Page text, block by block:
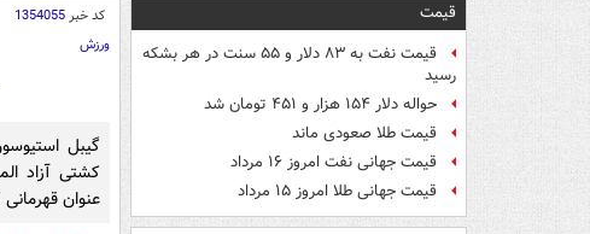
قیمت
قیمت نفت به ۸۳ دلار و ۵۵ سنت در هر بشکه
رسید
حواله دلار ۱۵۴ هزار و ۴۵۱ تومان شد
قیمت طلا صعودی ماند
قیمت جهانی نفت امروز ۱۶ مرداد
قیمت جهانی طلا امروز ۱۵ مرداد
کد خبر1354055
ورزش
کشتی آزاد
عنوان